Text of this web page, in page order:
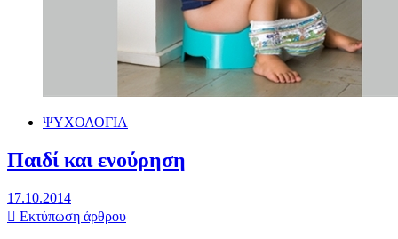
ΨΥΧΟΛΟΓΙΑ
Παιδί και ενούρηση
17.10.2014
Εκτύπωση άρθρου